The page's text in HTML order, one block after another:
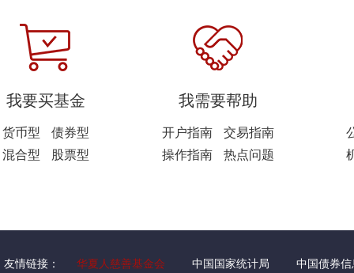
我要买基金
货币型
债券型
混合型
股票型
我需要帮助
开户指南
交易指南
操作指南
热点问题
友情链接： 华夏人慈善基金会 中国国家统计局 中国债券信